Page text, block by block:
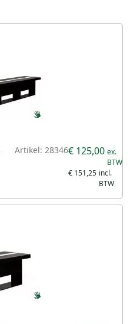
Artikel: 28346
€ 151,25
€ 125,00